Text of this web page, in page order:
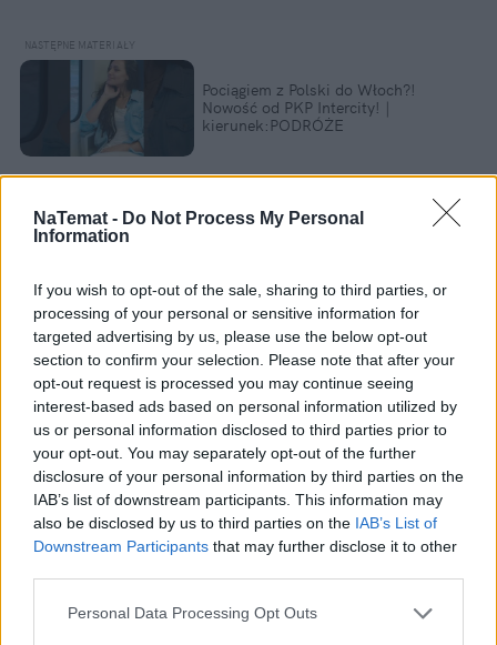
NaTemat - Do Not Process My Personal
Information
If you wish to opt-out of the sale, sharing to third parties, or
processing of your personal or sensitive information for
targeted advertising by us, please use the below opt-out
section to confirm your selection. Please note that after your
opt-out request is processed you may continue seeing
interest-based ads based on personal information utilized by
us or personal information disclosed to third parties prior to
your opt-out. You may separately opt-out of the further
disclosure of your personal information by third parties on the
IAB’s list of downstream participants. This information may
also be disclosed by us to third parties on the IAB’s List of
Downstream Participants that may further disclose it to other
Personal Data Processing Opt Outs
Pociągiem z Polski do Włoch?!
Nowość od PKP Intercity! |
kierunek:PODRÓŻE
oryginalną historię, ale również na aktorstwo oraz
kultową grupę Banda i Wanda, a piosenki zaśpiewane
przez wokalistkę grupy - Wandę Kwietniewską.
Powstał również album z piosenkami z serialu, wydany w
2009 roku. Wszystkie utwory zostały nagrane na nowo, w
tych samych aranżacjach. Do wydania płyty przyczyniły się
liczne prośby fanów serialu. – Kolejne pokolenia
wychowują się na tym serialu, więc to był taki ukłon z
mojej strony. Nagrywanie muzyki na tę płytę było bardzo
fajnym zadaniem. Cieszę się, że po tylu latach udało mi się
zaśpiewać łudząco podobnie – wspomina z rozmowie
naTemat Wanda Kwietniewska z grupy Banda i Wanda.
REKLAMA